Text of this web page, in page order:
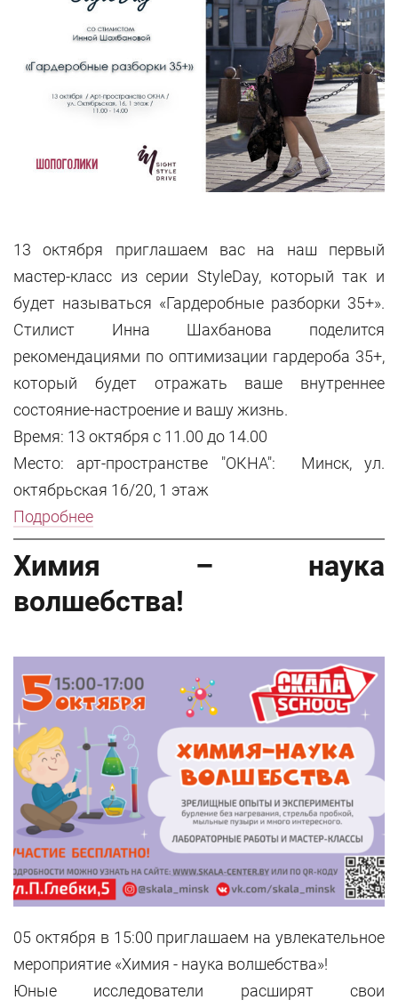
13 октября приглашаем вас на наш первый
мастер-класс из серии StyleDay, который так и
будет называться «Гардеробные разборки 35+».
Стилист Инна Шахбанова поделится
рекомендациями по оптимизации гардероба 35+,
который будет отражать ваше внутреннее
состояние-настроение и вашу жизнь.
Время: 13 октября с 11.00 до 14.00
Место: арт-пространстве "ОКНА": Минск, ул.
октябрьская 16/20, 1 этаж
Подробнее
Химия – наука
волшебства!
05 октября в 15:00 приглашаем на увлекательное
мероприятие «Химия - наука волшебства»!
Юные исследователи расширят свои